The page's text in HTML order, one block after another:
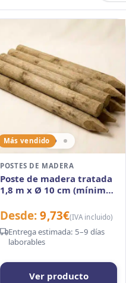
Más vendido
POSTES DE MADERA
Poste de madera tratada
1,8 m x Ø 10 cm (mínimo
Desde:9,73€(IVA incluido)
Entrega estimada: 5–9 días
laborables
Ver producto